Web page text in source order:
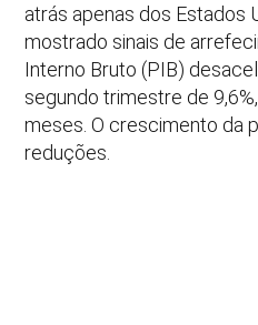
atrás apenas dos Estados
mostrado sinais de
Interno Bruto (PIB)
segundo trimestre de
meses. O crescimento da
reduções.